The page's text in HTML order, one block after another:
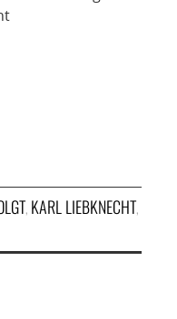
, KARL LIEBKNECHT,